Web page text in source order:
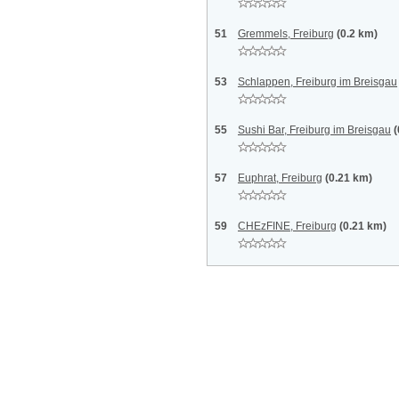
51 Gremmels, Freiburg (0.2 km)
53 Schlappen, Freiburg im Breisgau
55 Sushi Bar, Freiburg im Breisgau
57 Euphrat, Freiburg (0.21 km)
59 CHEzFINE, Freiburg (0.21 km)